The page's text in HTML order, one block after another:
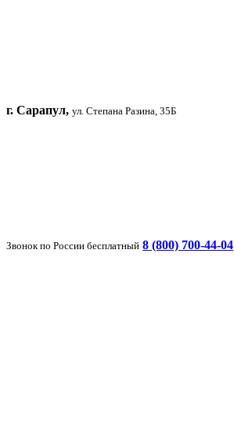
г. Сарапул, ул. Степана Разина, 35Б
Звонок по России бесплатный 8 (800) 700-44-04